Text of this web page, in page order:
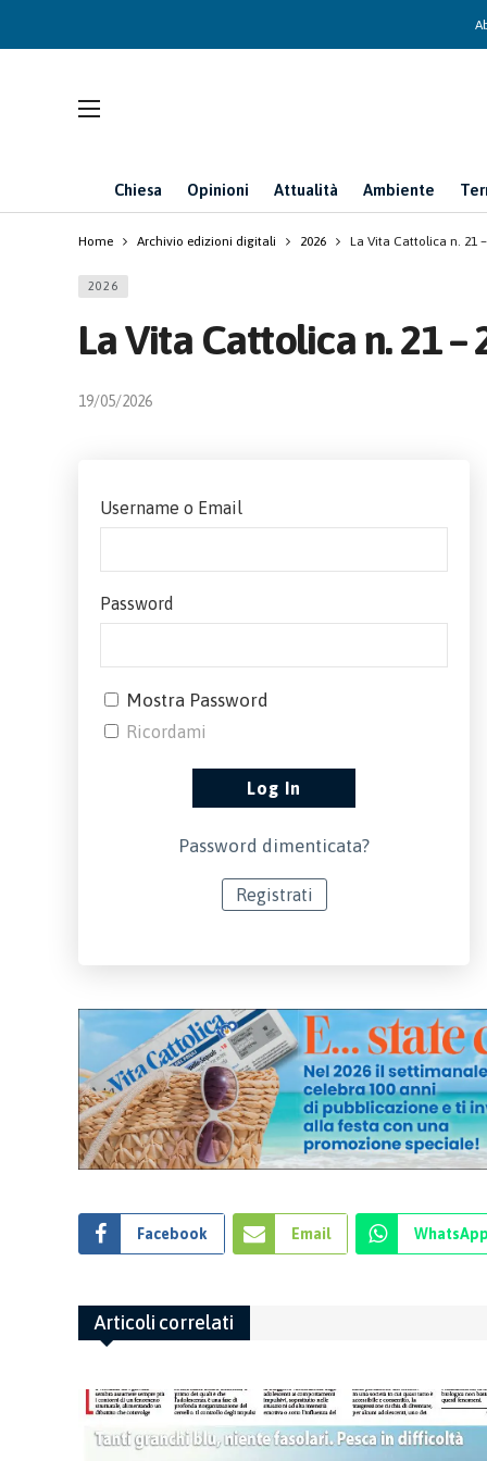
Chiesa Opinioni Attualità Ambiente
Home Archivio edizioni digitali 2026 La Vita Cattolica n. 21
2026
La Vita Cattolica n. 21 –
19/05/2026
Username o Email
Password
Mostra Password
Ricordami
Password dimenticata?
Registrati
Facebook Email
Articoli correlati